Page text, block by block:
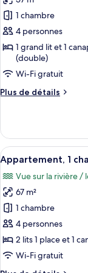
pour
ce
type
chambre :
Studio,
vue
1 chambre
4 personnes
1 grand lit et 1
(double)
Wi-Fi gratuit
Plus de détails
Plus
le
type
de
chambre
Studio,
vue
fleuve
Afficher
toutes
les
photos
pour
ce
type
de
chambre :
8
Appartement, 1
Vue sur la rivière /
67 m²
1 chambre
4 personnes
2 lits 1 place et 1
Wi-Fi gratuit